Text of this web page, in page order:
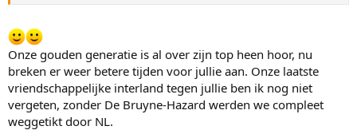
Onze gouden generatie is al over zijn top heen hoor, nu
breken er weer betere tijden voor jullie aan. Onze laatste
vriendschappelijke interland tegen jullie ben ik nog niet
vergeten, zonder De Bruyne-Hazard werden we compleet
weggetikt door NL.